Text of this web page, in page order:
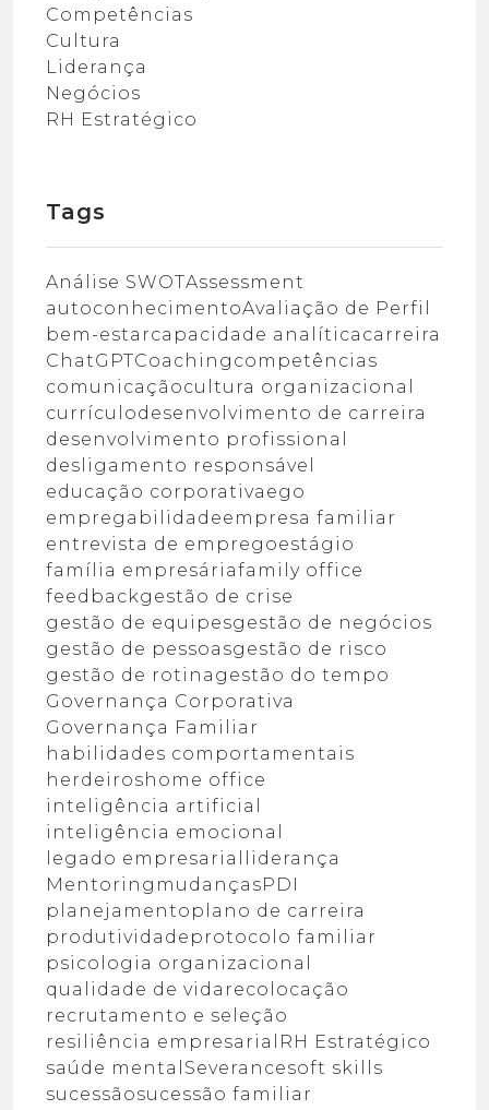
Competências
Cultura
Liderança
Negócios
RH Estratégico
Tags
Análise SWOTAssessment
autoconhecimentoAvaliação de Perfil
bem-estarcapacidade analítica carreira
ChatGPTCoaching competências
comunicaçãocultura organizacional
currículodesenvolvimento de carreira
desenvolvimento profissional
desligamento responsável
educação corporativa ego
empregabilidadeempresa familiar
entrevista de empregoestágio
família empresáriafamily office
feedbackgestão de crise
gestão de equipesgestão de negócios
gestão de pessoasgestão de risco
gestão de rotina gestão do tempo
Governança Corporativa
Governança Familiar
habilidades comportamentais
herdeiroshome office
inteligência artificial
inteligência emocional
legado empresarial
liderança
Mentoring mudançasPDI
planejamento plano de carreira
produtividade protocolo familiar
psicologia organizacional
qualidade de vida recolocação
recrutamento e seleção
resiliência empresarial RH Estratégico
saúde mental Severancesoft skills
sucessãosucessão familiar